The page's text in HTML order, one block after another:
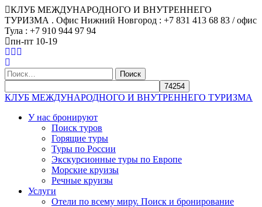
КЛУБ МЕЖДУНАРОДНОГО И ВНУТРЕННЕГО
ТУРИЗМА . Офис Нижний Новгород : +7 831 413 68 83 / офис
Тула : +7 910 944 97 94
пн-пт 10-19
Найти:
КЛУБ МЕЖДУНАРОДНОГО И ВНУТРЕННЕГО ТУРИЗМА
У нас бронируют
Поиск туров
Горящие туры
Туры по России
Экскурсионные туры по Европе
Морские круизы
Речные круизы
Услуги
Отели по всему миру. Поиск и бронирование